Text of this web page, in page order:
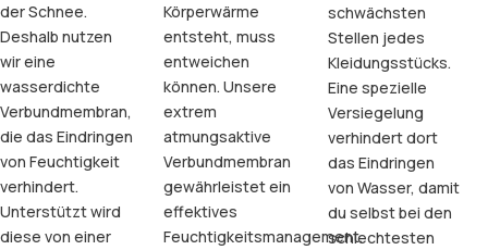
der Schnee.
Deshalb nutzen
wir eine
wasserdichte
Verbundmembran,
die das Eindringen
von Feuchtigkeit
verhindert.
Unterstützt wird
diese von einer
Körperwärme
entsteht, muss
entweichen
können. Unsere
extrem
atmungsaktive
Verbundmembran
gewährleistet ein
effektives
Feuchtigkeitsmanagement.
schwächsten
Stellen jedes
Kleidungsstücks.
Eine spezielle
Versiegelung
verhindert dort
das Eindringen
von Wasser, damit
du selbst bei den
schlechtesten